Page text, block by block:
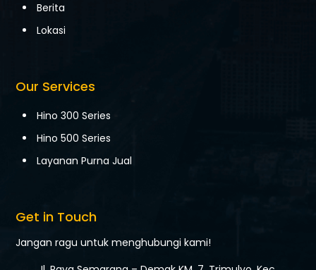
Berita
Lokasi
Our Services
Hino 300 Series
Hino 500 Series
Layanan Purna Jual
Get in Touch
Jangan ragu untuk menghubungi kami!